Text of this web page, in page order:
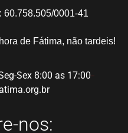
60.758.505/0001-41
de Fátima, não tardeis!
Sex 8:00 as 17:00
nos: